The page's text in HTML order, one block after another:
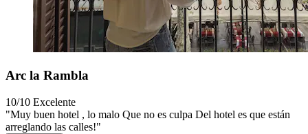
Arc la Rambla
10/10 Excelente
"Muy buen hotel , lo malo Que no es culpa Del hotel es que están
arreglando las calles!"